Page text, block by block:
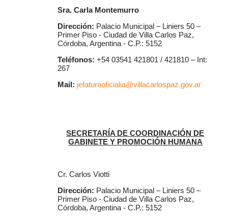
Sra. Carla Montemurro
Dirección: Palacio Municipal – Liniers 50 –
Primer Piso - Ciudad de Villa Carlos Paz,
Córdoba, Argentina - C.P.: 5152
Teléfonos:+54 03541 421801 / 421810 – Int:
267
Mail: jefaturaoficialia@villacarlospaz.gov.ar
SECRETARÍA DE COORDINACIÓN DE
GABINETE Y PROMOCIÓN HUMANA
Cr. Carlos Viotti
Dirección: Palacio Municipal – Liniers 50 –
Primer Piso - Ciudad de Villa Carlos Paz,
Córdoba, Argentina - C.P.: 5152